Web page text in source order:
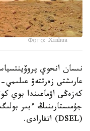
Фото: Xinhua
نىسان انحوي
عارىشتى زەرتتەۋ
كەزەڭى اۋماعىندا بوي
جۇمىستارىنىڭ ءبىر
(DSEL) اتقارادى.